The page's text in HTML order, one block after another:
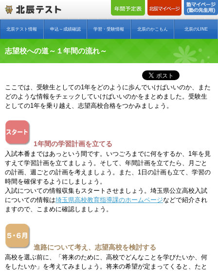
北辰テスト情報 申込～成績確認 学習・受験情報 北辰のかこもん 北辰のLINE
志望校への道～１年間の流れ～
ここでは、受験生としての1年をどのように歩んでいけばいいのか、また
どのような情報をチェックしていけばいいのかをまとめました。受験生
としての1年を乗り越え、志望高校合格をつかみましょう。
1年間の学習計画を立てる
入試本番まではあっという間です。いつごろまでに何をするか、1年を見
すえて学習計画を立てましょう。そして、年間計画を立てたら、月ごと
の計画、週ごとの計画を考えましょう。また、1日の計画も立て、学習の
時間を確保するようにしましょう。
入試についての情報収集もスタートさせましょう。埼玉県公立高校入試
についての情報は埼玉県高校教育指導課のホームページなどで紹介され
ますので、こまめに確認しましょう。
進路について考え、志望高校を検討する
高校を選ぶ前に、「将来のために、高校でどんなことを学びたいか、何
をしたいか」を考えてみましょう。将来の希望が定まってくると、たと